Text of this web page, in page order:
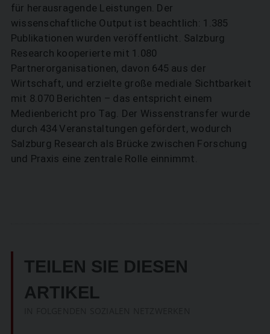
für herausragende Leistungen. Der
wissenschaftliche Output ist beachtlich: 1.385
Publikationen wurden veröffentlicht. Salzburg
Research kooperierte mit 1.080
Partnerorganisationen, davon 645 aus der
Wirtschaft, und erzielte große mediale Sichtbarkeit
mit 8.070 Berichten – das entspricht einem
Medienbericht pro Tag. Der Wissens­transfer wurde
durch 434 Veranstaltungen gefördert, wodurch
Salzburg Research als Brücke zwischen Forschung
und Praxis eine zentrale Rolle einnimmt.
TEILEN SIE DIESEN
ARTIKEL